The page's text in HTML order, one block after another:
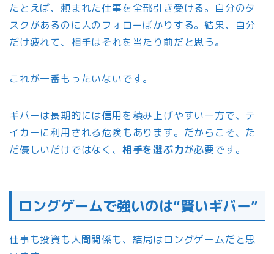
たとえば、頼まれた仕事を全部引き受ける。自分のタ
スクがあるのに人のフォローばかりする。結果、自分
だけ疲れて、相手はそれを当たり前だと思う。
これが一番もったいないです。
ギバーは長期的には信用を積み上げやすい一方で、テ
イカーに利用される危険もあります。だからこそ、た
だ優しいだけではなく、 相手を選ぶ力が必要です。
ロングゲームで強いのは“賢いギバー”
仕事も投資も人間関係も、結局はロングゲームだと思